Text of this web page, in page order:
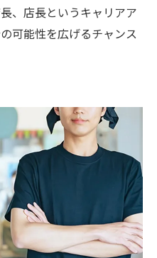
、店長というキャリアア
可能性を広げるチャンス